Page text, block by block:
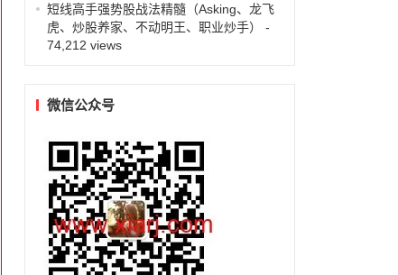
短线高手强势股战法精髓（Asking、龙飞
虎、炒股养家、不动明王、职业炒手）
-
74,212 views
微信公众号